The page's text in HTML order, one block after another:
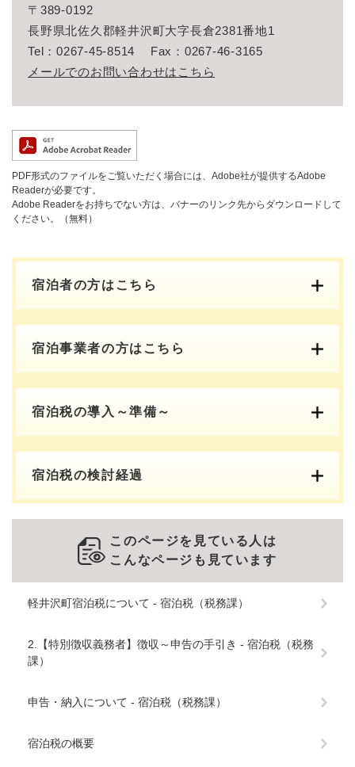
〒389-0192
長野県北佐久郡軽井沢町大字長倉2381番地1
Tel：0267-45-8514
Fax：0267-46-3165
メールでのお問い合わせはこちら
PDF形式のファイルをご覧いただく場合には、Adobe社が提供するAdobe
Readerが必要です。
Adobe Readerをお持ちでない方は、バナーのリンク先からダウンロードして
ください。（無料）
宿泊者の方はこちら
宿泊事業者の方はこちら
宿泊税の導入～準備～
宿泊税の検討経過
このページを見ている人は
こんなページも見ています
軽井沢町宿泊税について - 宿泊税（税務課）
2.【特別徴収義務者】徴収～申告の手引き - 宿泊税（税務
課）
申告・納入について - 宿泊税（税務課）
宿泊税の概要